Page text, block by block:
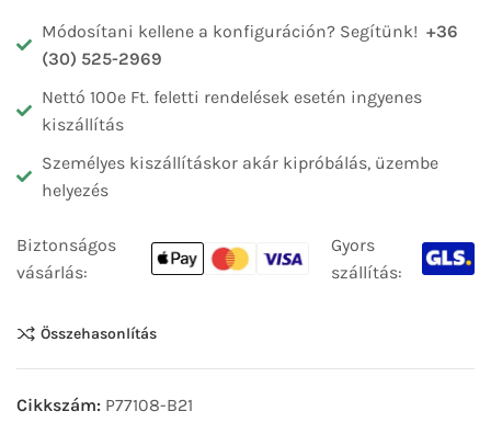
Módosítani kellene a konfiguráción? Segítünk! +36
(30) 525-2969
Nettó 100e Ft. feletti rendelések esetén ingyenes
kiszállítás
Személyes kiszállításkor akár kipróbálás, üzembe
helyezés
Biztonságos
vásárlás:
Gyors
szállítás:
Összehasonlítás
Cikkszám: P77108-B21